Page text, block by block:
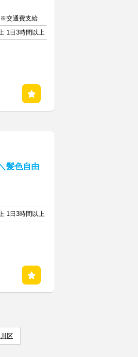
交通費支給
1日3時間以上
髪色自由
1日3時間以上
区